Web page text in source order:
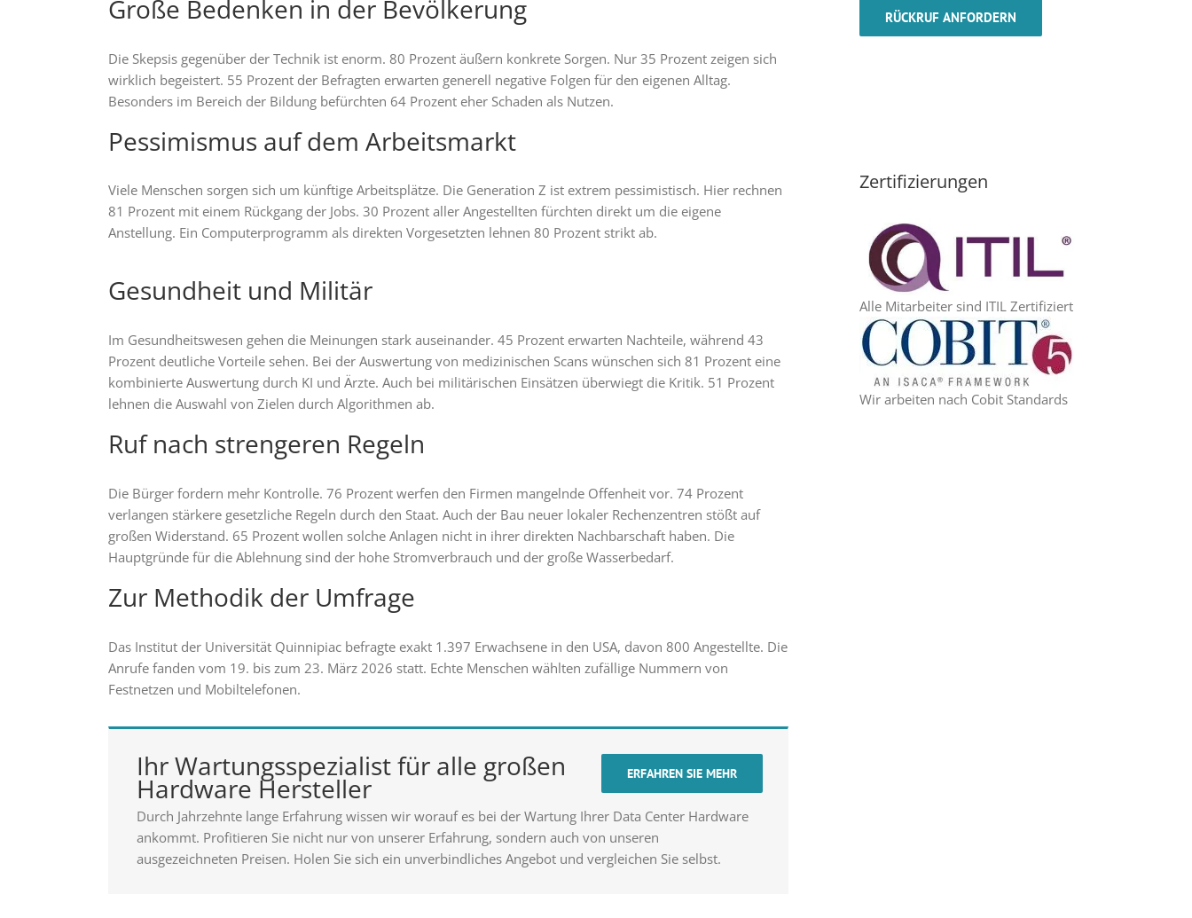
Große Bedenken in der Bevölkerung
Die Skepsis gegenüber der Technik ist enorm. 80 Prozent äußern konkrete Sorgen. Nur 35 Prozent zeigen sich
wirklich begeistert. 55 Prozent der Befragten erwarten generell negative Folgen für den eigenen Alltag.
Besonders im Bereich der Bildung befürchten 64 Prozent eher Schaden als Nutzen.
Pessimismus auf dem Arbeitsmarkt
Viele Menschen sorgen sich um künftige Arbeitsplätze. Die Generation Z ist extrem pessimistisch. Hier rechnen
81 Prozent mit einem Rückgang der Jobs. 30 Prozent aller Angestellten fürchten direkt um die eigene
Anstellung. Ein Computerprogramm als direkten Vorgesetzten lehnen 80 Prozent strikt ab.
Gesundheit und Militär
Im Gesundheitswesen gehen die Meinungen stark auseinander. 45 Prozent erwarten Nachteile, während 43
Prozent deutliche Vorteile sehen. Bei der Auswertung von medizinischen Scans wünschen sich 81 Prozent eine
kombinierte Auswertung durch KI und Ärzte. Auch bei militärischen Einsätzen überwiegt die Kritik. 51 Prozent
lehnen die Auswahl von Zielen durch Algorithmen ab.
Ruf nach strengeren Regeln
Die Bürger fordern mehr Kontrolle. 76 Prozent werfen den Firmen mangelnde Offenheit vor. 74 Prozent
verlangen stärkere gesetzliche Regeln durch den Staat. Auch der Bau neuer lokaler Rechenzentren stößt auf
großen Widerstand. 65 Prozent wollen solche Anlagen nicht in ihrer direkten Nachbarschaft haben. Die
Hauptgründe für die Ablehnung sind der hohe Stromverbrauch und der große Wasserbedarf.
Zur Methodik der Umfrage
Das Institut der Universität Quinnipiac befragte exakt 1.397 Erwachsene in den USA, davon 800 Angestellte. Die
Anrufe fanden vom 19. bis zum 23. März 2026 statt. Echte Menschen wählten zufällige Nummern von
Festnetzen und Mobiltelefonen.
ERFAHREN SIE MEHR
Ihr Wartungsspezialist für alle großen
Hardware Hersteller
Durch Jahrzehnte lange Erfahrung wissen wir worauf es bei der Wartung Ihrer Data Center Hardware
ankommt. Profitieren Sie nicht nur von unserer Erfahrung, sondern auch von unseren
ausgezeichneten Preisen. Holen Sie sich ein unverbindliches Angebot und vergleichen Sie selbst.
Zertifizierungen
Alle Mitarbeiter sind ITIL Zertifiziert
Wir arbeiten nach Cobit Standards